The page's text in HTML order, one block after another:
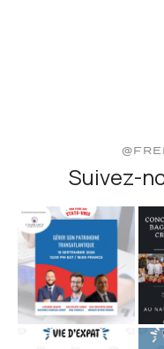
Suivez-